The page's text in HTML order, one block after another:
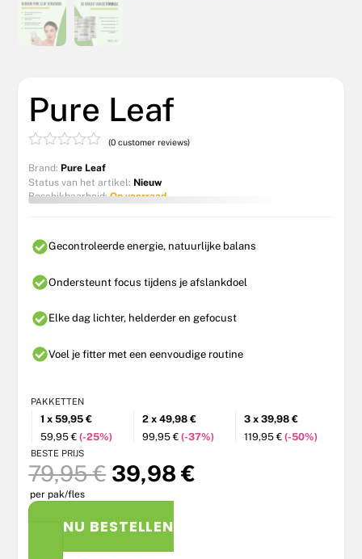
Pure Leaf
e
w
a
d
e
r
0
u
t
5
(0 customer reviews)
Brand: Pure Leaf
Status van het artikel: Nieuw
Beschikbaarheid: Op voorraad
Gecontroleerde energie, natuurlijke balans
Ondersteunt focus tijdens je afslankdoel
Elke dag lichter, helderder en gefocust
Voel je fitter met een eenvoudige routine
PAKKETTEN
1 x 59,95 €
59,95 €(-25%)
2 x 49,98 €
99,95 €(-37%)
3 x 39,98 €
119,95 € (-50%)
BESTE PRIJS
NU BESTELLEN
79,95€ Oorspronkelijke
prijs
was:
79,95 €.
39,98€
per pak/fles